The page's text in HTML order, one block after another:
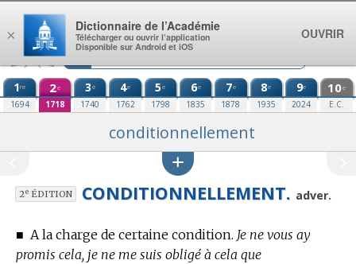
Aller au contenu
1re
1694
2e
1718
3e
1740
4e
1762
5e
1798
6e
1835
7e
1878
8e
1935
9e
2024
10e
E.C.
conditionnellement
2eÉDITION CONDITIONNELLEMENT. adver.
■ A la charge de certaine condition. Je ne vous ay
promis cela, je ne me suis obligé à cela que
×
Dictionnaire de l’Académie
Télécharger ou ouvrir l’application
Disponible sur Android et iOS
OUVRIR